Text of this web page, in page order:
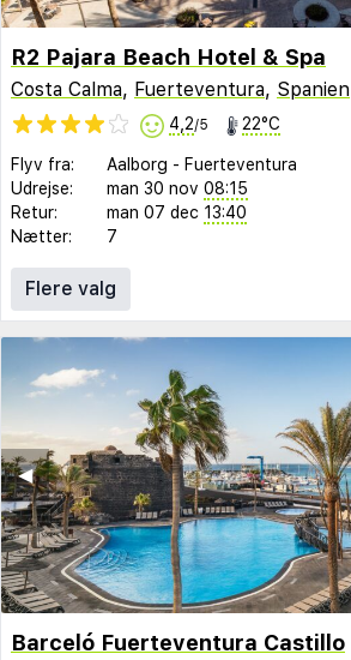
R2 Pajara Beach Hotel & Spa
Costa Calma, Fuerteventura, Spanien
4,2/5 22°C
Flyv fra: Aalborg - Fuerteventura
Udrejse:
man 30 nov 08:15
Retur:
man 07 dec 13:40
Nætter:
7
Flere valg
◀︎
Barceló Fuerteventura Castillo